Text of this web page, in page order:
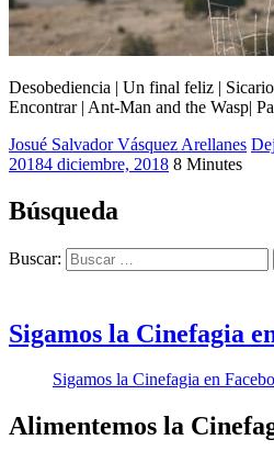
Desobediencia | Un final feliz |
Encontrar | Ant-Man and the Wasp|
Josué Salvador Vásquez Arellanes
2:
20184 diciembre, 2018 8 Minutes
Búsqueda
Buscar:
Sigamos la Cinefagia
Sigamos la Cinefagia en
Alimentemos la